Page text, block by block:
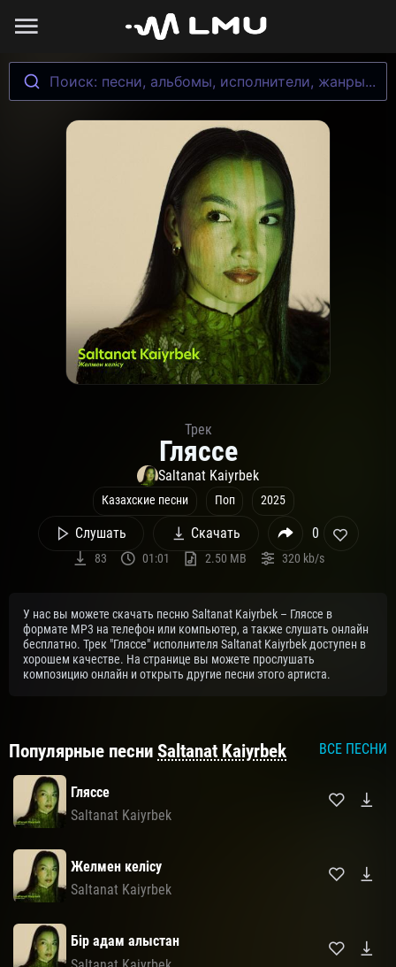
Поиск: песни, альбомы, исполнители, жанры...
Трек
Гляссе
Saltanat Kaiyrbek
Казахские песни Поп 2025
Слушать Скачать 0
83 01:01 2.50 MB 320 kb/s
У нас вы можете скачать песню Saltanat Kaiyrbek – Гляссе в
формате MP3 на телефон или компьютер, а также слушать онлайн
бесплатно. Трек "Гляссе" исполнителя Saltanat Kaiyrbek доступен в
хорошем качестве. На странице вы можете прослушать
композицию онлайн и открыть другие песни этого артиста.
Популярные песни Saltanat Kaiyrbek ВСЕ ПЕСНИ
Гляссе
Saltanat Kaiyrbek
Желмен келісу
Saltanat Kaiyrbek
Бір адам алыстан